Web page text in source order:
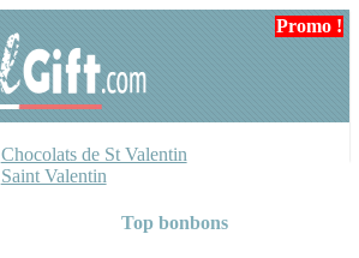
Chocolats de St Valentin
Saint Valentin
Top bonbons
Promo !